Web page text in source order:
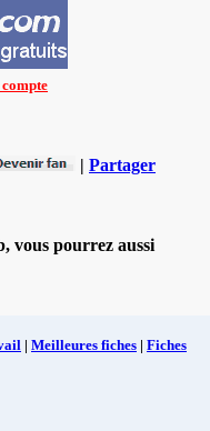
| Partager
vous pourrez aussi
| Meilleures fiches | Fiches